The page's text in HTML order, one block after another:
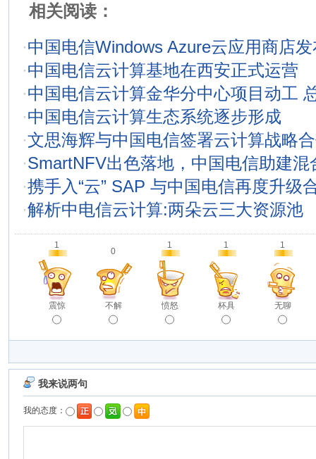
相关阅读：
·中国电信Windows Azure云应用商店发
·中国电信云计算基地在西安正式运营
·中国电信云计算金华分中心项目动工
·中国电信云计算生态系统逐步形成
·文思海辉与中国电信签署云计算战略
·SmartNFV出色落地，中国电信助建混
·携手入“云” SAP 与中国电信再度升级
·解析中电信云计算:两朵云三大资源池
1
震惊
0
不解
1
愤怒
1
杯具
1
无聊